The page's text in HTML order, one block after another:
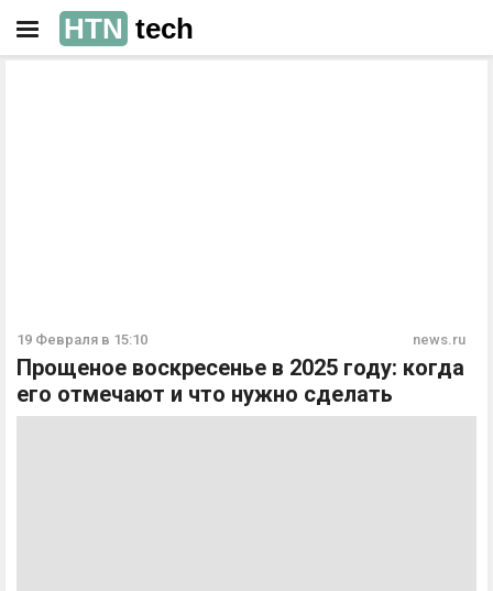
HTN tech
19 Февраля в 15:10 news.ru
Прощеное воскресенье в 2025 году: когда
его отмечают и что нужно сделать